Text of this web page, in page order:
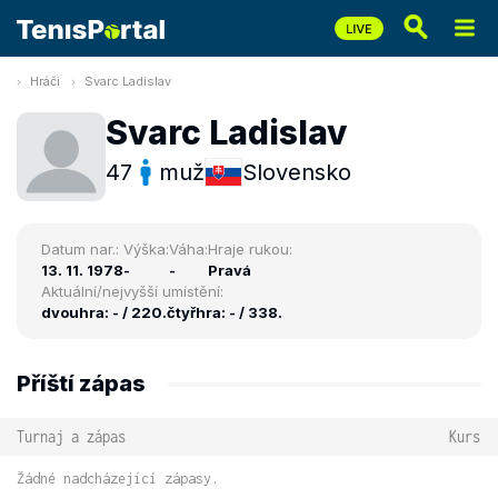
Hráči Svarc Ladislav
Svarc Ladislav
47 muž Slovensko
Datum nar.:
13. 11. 1978
Výška:
-
Váha:
-
Hraje rukou:
Pravá
Aktuální/nejvyšší umístění:
dvouhra: - / 220.čtyřhra: - / 338.
Příští zápas
Turnaj a zápas Kurs
Žádné nadcházející zápasy.